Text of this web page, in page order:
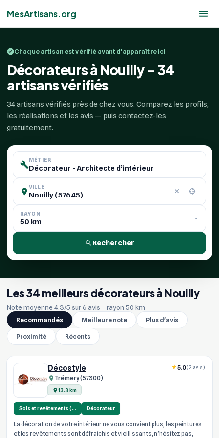
MesArtisans.org
Chaque artisan est vérifié avant d'apparaître ici
Décorateurs à Nouilly - 34
artisans vérifiés
34 artisans vérifiés près de chez vous. Comparez les profils,
les réalisations et les avis — puis contactez-les
gratuitement.
MÉTIER
VILLE
RAYON
Rechercher
Les 34 meilleurs décorateurs à Nouilly
Note moyenne 4.3/5 sur 6 avis · rayon 50 km
Recommandés
Meilleure note Plus d'avis
Proximité Récents
Décostyle
Trémery (57300)
13.3 km
5.0(2 avis)
Sols et revêtements (… Décorateur
La décoration de votre intérieur ne vous convient plus, les peintures
et les revêtements sont défraichis et vieillissants, n’hésitez pas,